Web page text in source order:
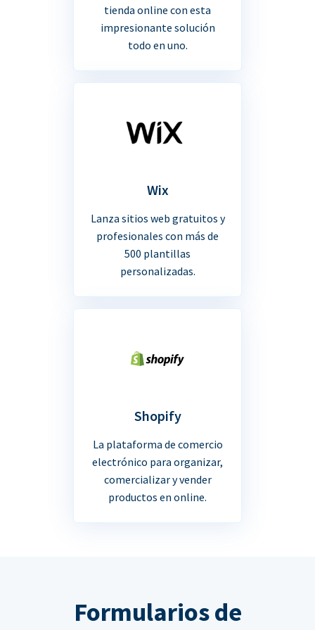
tienda online con esta
impresionante solución
todo en uno.
Wix
Lanza sitios web gratuitos y
profesionales con más de
500 plantillas
personalizadas.
Shopify
La plataforma de comercio
electrónico para organizar,
comercializar y vender
productos en online.
Formularios de